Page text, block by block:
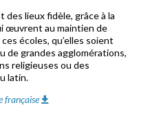
lieux fidèle, grâce à la
œuvrent au maintien de
écoles, qu’elles soient
de grandes agglomérations,
religieuses ou des
latin.
française